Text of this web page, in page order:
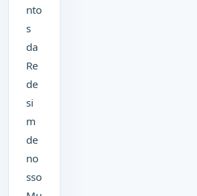
nto
s
da
Re
de
si
m
de
no
sso